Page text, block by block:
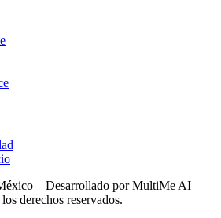
– Desarrollado por MultiMe AI –
derechos reservados.